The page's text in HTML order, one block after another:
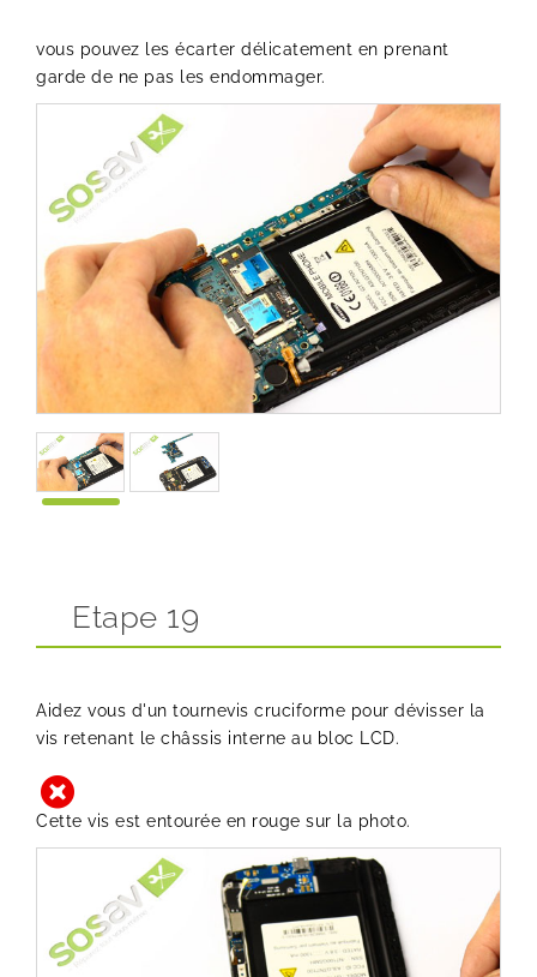
vous pouvez les écarter délicatement en prenant
garde de ne pas les endommager.
Etape 19
Aidez vous d'un tournevis cruciforme pour dévisser la
vis retenant le châssis interne au bloc LCD.
Cette vis est entourée en rouge sur la photo.